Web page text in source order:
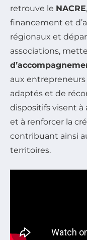
retrouve le NACRE
financement et
régionaux et
associations,
aux
adaptés et de
dispositifs visent à
et à renforcer la
contribuant ainsi
territoires.